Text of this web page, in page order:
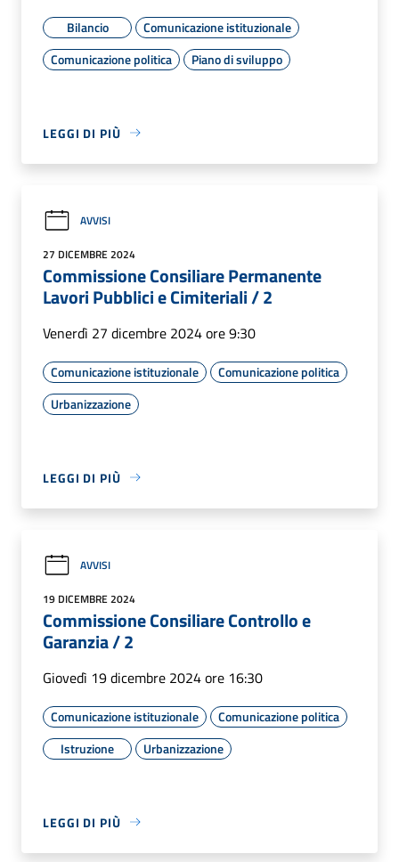
Bilancio
Comunicazione istituzionale
Comunicazione politica
Piano di sviluppo
LEGGI DI PIÙ
AVVISI
27 DICEMBRE 2024
Commissione Consiliare Permanente
Lavori Pubblici e Cimiteriali / 2
Venerdì 27 dicembre 2024 ore 9:30
Comunicazione istituzionale
Comunicazione politica
Urbanizzazione
LEGGI DI PIÙ
AVVISI
19 DICEMBRE 2024
Commissione Consiliare Controllo e
Garanzia / 2
Giovedì 19 dicembre 2024 ore 16:30
Comunicazione istituzionale
Comunicazione politica
Istruzione
Urbanizzazione
LEGGI DI PIÙ